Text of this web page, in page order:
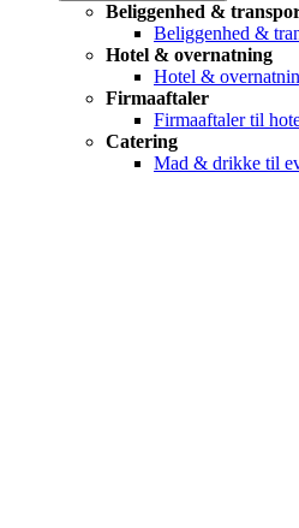
Beliggenhed &
Beliggenhed &
Hotel & overnatning
Hotel &
Firmaaftaler
Firmaaftaler til
Catering
Mad & drikke til